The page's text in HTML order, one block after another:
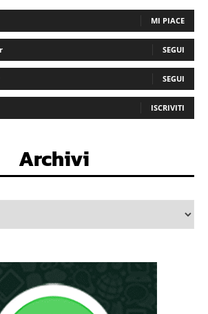
MI PIACE
SEGUI
SEGUI
ISCRIVITI
Archivi